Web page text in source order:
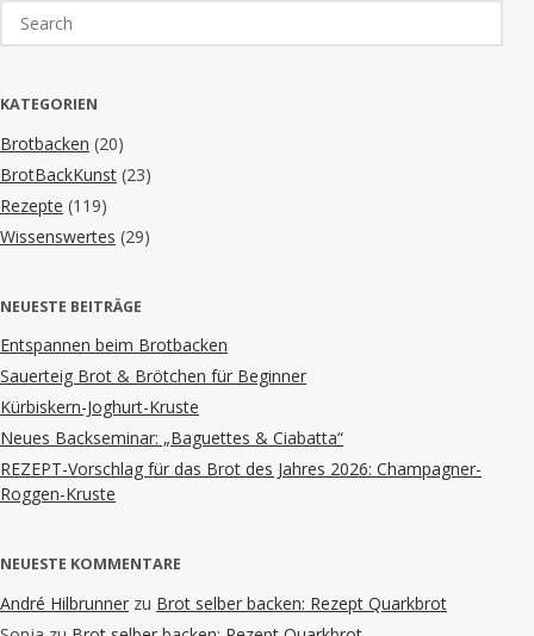
for:
KATEGORIEN
Brotbacken (20)
BrotBackKunst (23)
Rezepte (119)
Wissenswertes (29)
NEUESTE BEITRÄGE
Entspannen beim Brotbacken
Sauerteig Brot & Brötchen für Beginner
Kürbiskern-Joghurt-Kruste
Neues Backseminar: „Baguettes & Ciabatta“
REZEPT-Vorschlag für das Brot des Jahres 2026: Champagner-
Roggen-Kruste
NEUESTE KOMMENTARE
André Hilbrunner zu Brot selber backen: Rezept Quarkbrot